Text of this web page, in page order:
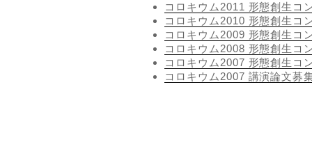
コロキウム2011 形態創生コ
コロキウム2010 形態創生コ
コロキウム2009 形態創生コ
コロキウム2008 形態創生コ
コロキウム2007 形態創生コ
コロキウム2007 講演論文募